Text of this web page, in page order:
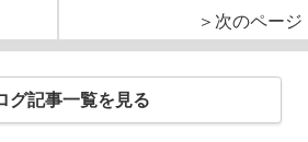
＞次のページ
グ記事一覧を見る